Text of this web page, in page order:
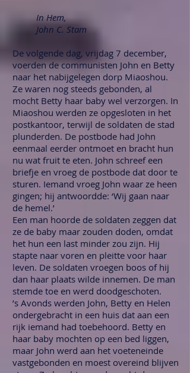
In Hem,
John C. Stam
De volgende dag, vrijdag 7 december,
voerden de communisten John en Betty
naar het nabijgelegen dorp Miaoshou.
Ze waren nog steeds gebonden, al
mocht Betty haar baby wel verzorgen. In
Miaoshou werden ze opgesloten in het
postkantoor, terwijl de soldaten de stad
plunderden. De postbode had John
eenmaal eerder ontmoet en bracht hun
nu wat fruit te eten. John schreef een
briefje en vroeg de postbode dat door te
sturen. Iemand vroeg John waar ze heen
gingen; hij antwoordde: ‘Wij gaan naar
de hemel.’
Een man hoorde de soldaten zeggen dat
ze de baby maar zouden doden, omdat
het hun een last minder zou zijn. Hij
stapte naar voren en pleitte voor haar
leven. De soldaten vroegen boos of hij
dan haar plaats wilde innemen. De man
stemde toe en werd doodgeschoten.
’s Avonds werden John, Betty en Helen
ondergebracht in een huis dat aan een
rijk iemand had toebehoord. Betty en
haar baby mochten op een bed liggen,
maar John werd aan het voeteneinde
vastgebonden en moest overeind blijven